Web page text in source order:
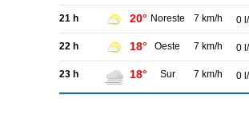
21 h 20° Noreste 7 km/h 0
22 h 18° Oeste 7 km/h 0
23 h 18° Sur 7 km/h 0